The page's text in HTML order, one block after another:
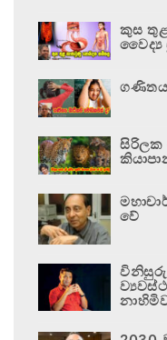
කුස
වෛද්‍ය
ගණිතය
සිරිලක
වේ
විනිසුරු